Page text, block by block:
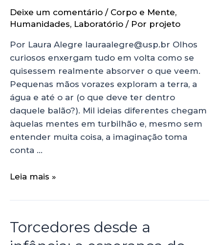
Deixe um comentário / Corpo e Mente,
Humanidades, Laboratório / Por projeto
Por Laura Alegre lauraalegre@usp.br Olhos
curiosos enxergam tudo em volta como se
quisessem realmente absorver o que veem.
Pequenas mãos vorazes exploram a terra, a
água e até o ar (o que deve ter dentro
daquele balão?). Mil ideias diferentes chegam
àquelas mentes em turbilhão e, mesmo sem
entender muita coisa, a imaginação toma
conta …
Leia mais »
Torcedores desde a